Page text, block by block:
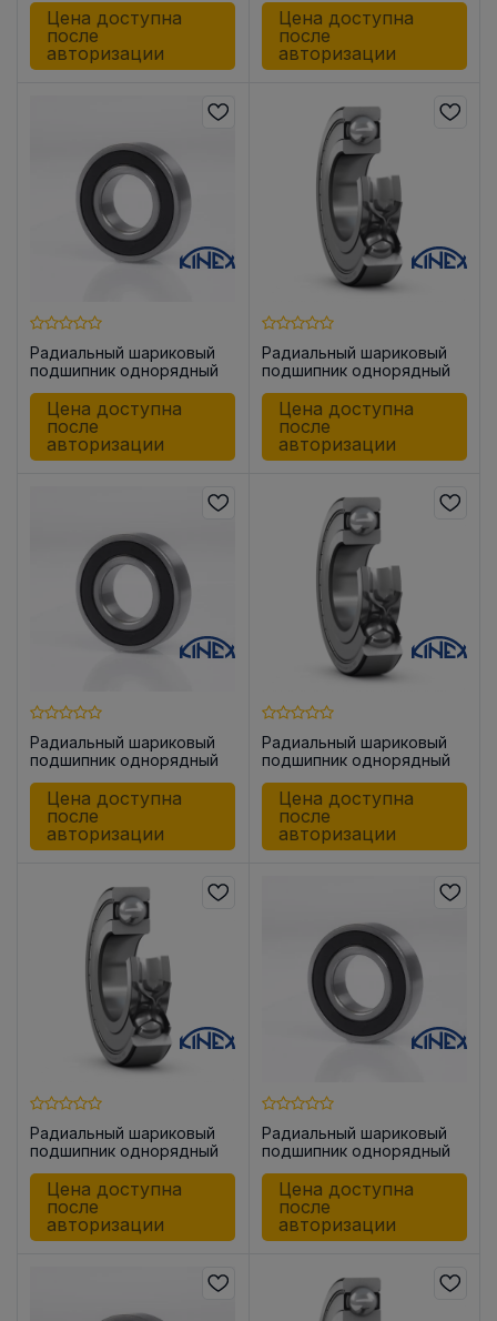
Цена доступна
после
авторизации
Цена доступна
после
авторизации
Радиальный шариковый
подшипник однорядный
Цена доступна
после
авторизации
Радиальный шариковый
подшипник однорядный
Цена доступна
после
авторизации
Радиальный шариковый
подшипник однорядный
Цена доступна
после
авторизации
Радиальный шариковый
подшипник однорядный
Цена доступна
после
авторизации
Радиальный шариковый
подшипник однорядный
Цена доступна
после
авторизации
Радиальный шариковый
подшипник однорядный
Цена доступна
после
авторизации